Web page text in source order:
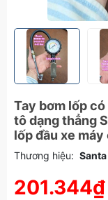
Tay bơm lốp
tô dạng thẳng
lốp đầu xe máy
Thương hiệu: Santa
201.344₫